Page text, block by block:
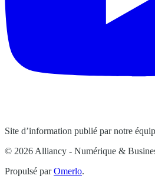
Site d’information publié par notre
© 2026 Alliancy - Numérique &
Propulsé parOmerlo.